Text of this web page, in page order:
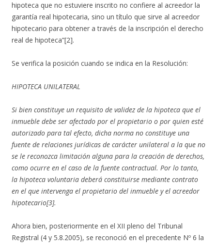
hipoteca que no estuviere inscrito no confiere al acreedor la
garantía real hipotecaria, sino un título que sirve al acreedor
hipotecario para obtener a través de la inscripción el derecho
real de hipoteca”[2].
Se verifica la posición cuando se indica en la Resolución:
HIPOTECA UNILATERAL
Si bien constituye un requisito de validez de la hipoteca que el
inmueble debe ser afectado por el propietario o por quien esté
autorizado para tal efecto, dicha norma no constituye una
fuente de relaciones jurídicas de carácter unilateral a la que no
se le reconozca limitación alguna para la creación de derechos,
como ocurre en el caso de la fuente contractual. Por lo tanto,
la hipoteca voluntaria deberá constituirse mediante contrato
en el que intervenga el propietario del inmueble y el acreedor
hipotecario[3].
Ahora bien, posteriormente en el XII pleno del Tribunal
Registral (4 y 5.8.2005), se reconoció en el precedente Nº 6 la